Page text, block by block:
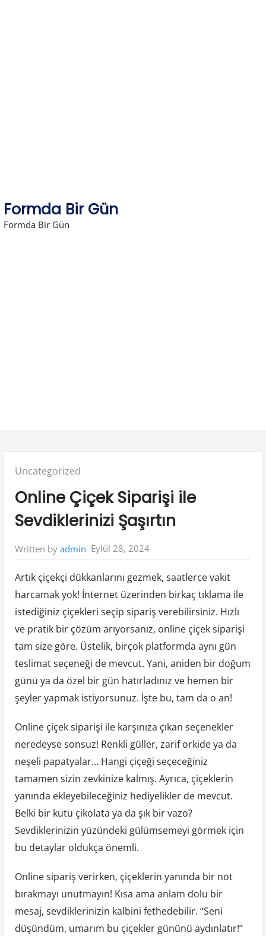
Formda Bir Gün
Formda Bir Gün
Posted
Uncategorized
Online Çiçek Siparişi ile
Sevdiklerinizi Şaşırtın
Written by admin Eylül 28, 2024
Artık çiçekçi dükkanlarını gezmek, saatlerce vakit
harcamak yok! İnternet üzerinden birkaç tıklama ile
istediğiniz çiçekleri seçip sipariş verebilirsiniz. Hızlı
ve pratik bir çözüm arıyorsanız, online çiçek siparişi
tam size göre. Üstelik, birçok platformda aynı gün
teslimat seçeneği de mevcut. Yani, aniden bir doğum
günü ya da özel bir gün hatırladınız ve hemen bir
şeyler yapmak istiyorsunuz. İşte bu, tam da o an!
Online çiçek siparişi ile karşınıza çıkan seçenekler
neredeyse sonsuz! Renkli güller, zarif orkide ya da
neşeli papatyalar… Hangi çiçeği seçeceğiniz
tamamen sizin zevkinize kalmış. Ayrıca, çiçeklerin
yanında ekleyebileceğiniz hediyelikler de mevcut.
Belki bir kutu çikolata ya da şık bir vazo?
Sevdiklerinizin yüzündeki gülümsemeyi görmek için
bu detaylar oldukça önemli.
Online sipariş verirken, çiçeklerin yanında bir not
bırakmayı unutmayın! Kısa ama anlam dolu bir
mesaj, sevdiklerinizin kalbini fethedebilir. “Seni
düşündüm, umarım bu çiçekler gününü aydınlatır!”